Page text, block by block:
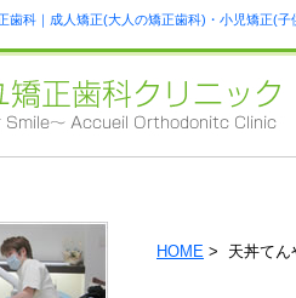
科｜成人矯正(大人の矯正歯科)・小児矯正(子
HOME > 天丼てん